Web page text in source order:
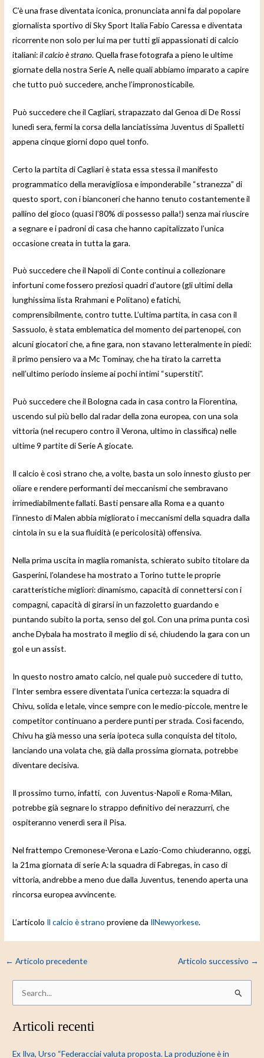
C’è una frase diventata iconica, pronunciata anni fa dal popolare
giornalista sportivo di Sky Sport Italia Fabio Caressa e diventata
ricorrente non solo per lui ma per tutti gli appassionati di calcio
italiani:il calcio è strano. Quella frase fotografa a pieno le ultime
giornate della nostra Serie A, nelle quali abbiamo imparato a capire
che tutto può succedere, anche l’impronosticabile.
Può succedere che il Cagliari, strapazzato dal Genoa di De Rossi
lunedì sera, fermi la corsa della lanciatissima Juventus di Spalletti
appena cinque giorni dopo quel tonfo.
Certo la partita di Cagliari è stata essa stessa il manifesto
programmatico della meravigliosa e imponderabile “stranezza” di
questo sport, con i bianconeri che hanno tenuto costantemente il
pallino del gioco (quasi l’80% di possesso palla!) senza mai riuscire
a segnare e i padroni di casa che hanno capitalizzato l’unica
occasione creata in tutta la gara.
Può succedere che il Napoli di Conte continui a collezionare
infortuni come fossero preziosi quadri d’autore (gli ultimi della
lunghissima lista Rrahmani e Politano) e fatichi,
comprensibilmente, contro tutte. L’ultima partita, in casa con il
Sassuolo, è stata emblematica del momento dei partenopei, con
alcuni giocatori che, a fine gara, non stavano letteralmente in piedi:
il primo pensiero va a Mc Tominay, che ha tirato la carretta
nell’ultimo periodo insieme ai pochi intimi “superstiti”.
Può succedere che il Bologna cada in casa contro la Fiorentina,
uscendo sul più bello dal radar della zona europea, con una sola
vittoria (nel recupero contro il Verona, ultimo in classifica) nelle
ultime 9 partite di Serie A giocate.
Il calcio è così strano che, a volte, basta un solo innesto giusto per
oliare e rendere performanti dei meccanismi che sembravano
irrimediabilmente fallati. Basti pensare alla Roma e a quanto
l’innesto di Malen abbia migliorato i meccanismi della squadra dalla
cintola in su e la sua fluidità (e pericolosità) offensiva.
Nella prima uscita in maglia romanista, schierato subito titolare da
Gasperini, l’olandese ha mostrato a Torino tutte le proprie
caratteristiche migliori: dinamismo, capacità di connettersi con i
compagni, capacità di girarsi in un fazzoletto guardando e
puntando subito la porta, senso del gol. Con una prima punta così
anche Dybala ha mostrato il meglio di sé, chiudendo la gara con un
gol e un assist.
In questo nostro amato calcio, nel quale può succedere di tutto,
l’Inter sembra essere diventata l’unica certezza: la squadra di
Chivu, solida e letale, vince sempre con le medio-piccole, mentre le
competitor continuano a perdere punti per strada. Così facendo,
Chivu ha già messo una seria ipoteca sulla conquista del titolo,
lanciando una volata che, già dalla prossima giornata, potrebbe
diventare decisiva.
Il prossimo turno, infatti, con Juventus-Napoli e Roma-Milan,
potrebbe già segnare lo strappo definitivo dei nerazzurri, che
ospiteranno venerdì sera il Pisa.
Nel frattempo Cremonese-Verona e Lazio-Como chiuderanno, oggi,
la 21ma giornata di serie A: la squadra di Fabregas, in caso di
vittoria, andrebbe a meno due dalla Juventus, tenendo aperta una
rincorsa europea avvincente.
L’articolo Il calcio è strano proviene da IlNewyorkese.
← Articolo precedente Articolo successivo →
rArticoli recenti
Ex Ilva, Urso “Federacciai valuta proposta. La produzione è in